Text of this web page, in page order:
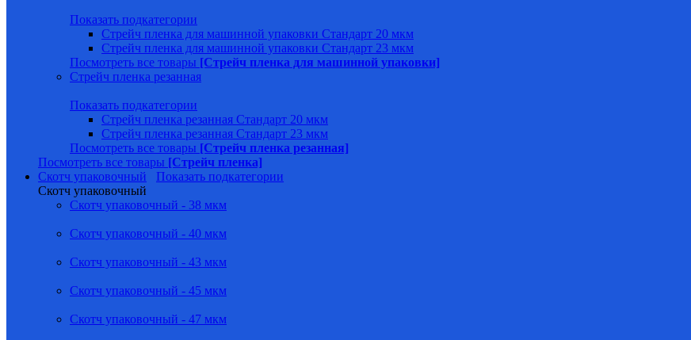
Показать подкатегории
Стрейч пленка для машинной упаковки Стандарт 20 мкм
Стрейч пленка для машинной упаковки Стандарт 23 мкм
Посмотреть все товары [Стрейч пленка для машинной упаковки]
Стрейч пленка резанная
Показать подкатегории
Стрейч пленка резанная Стандарт 20 мкм
Стрейч пленка резанная Стандарт 23 мкм
Посмотреть все товары [Стрейч пленка резанная]
Посмотреть все товары [Стрейч пленка]
Скотч упаковочный
Показать подкатегории
Скотч упаковочный
Скотч упаковочный - 38 мкм
Скотч упаковочный - 40 мкм
Скотч упаковочный - 43 мкм
Скотч упаковочный - 45 мкм
Скотч упаковочный - 47 мкм